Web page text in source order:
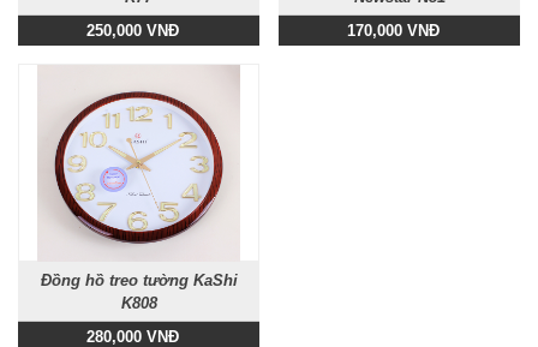
250,000 VNĐ
170,000 VNĐ
Đồng hồ treo tường KaShi
K808
280,000 VNĐ